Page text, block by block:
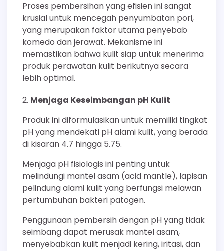
Proses pembersihan yang efisien ini sangat
krusial untuk mencegah penyumbatan pori,
yang merupakan faktor utama penyebab
komedo dan jerawat. Mekanisme ini
memastikan bahwa kulit siap untuk menerima
produk perawatan kulit berikutnya secara
lebih optimal.
Menjaga Keseimbangan pH Kulit
Produk ini diformulasikan untuk memiliki tingkat
pH yang mendekati pH alami kulit, yang berada
di kisaran 4.7 hingga 5.75.
Menjaga pH fisiologis ini penting untuk
melindungi mantel asam (acid mantle), lapisan
pelindung alami kulit yang berfungsi melawan
pertumbuhan bakteri patogen.
Penggunaan pembersih dengan pH yang tidak
seimbang dapat merusak mantel asam,
menyebabkan kulit menjadi kering, iritasi, dan